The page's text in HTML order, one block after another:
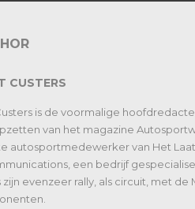
CUSTERS
is de voormalige
van het magazine
autosportmedewerker van Het
een bedrijf
zijn evenzeer rally, als circuit, met